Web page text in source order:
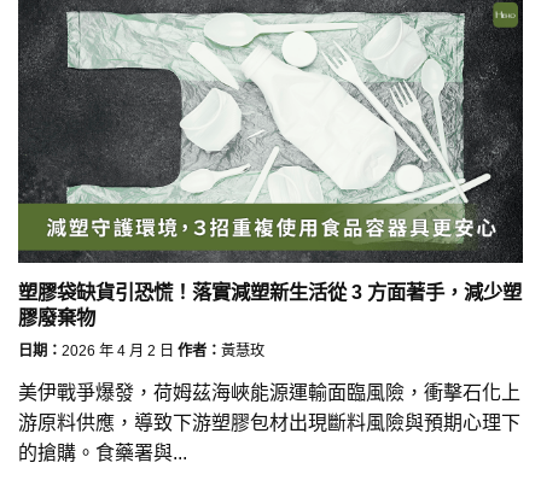
塑膠袋缺貨引恐慌！落實減塑新生活從 3 方面著手，減少塑
膠廢棄物
日期： 2026 年 4 月 2 日 作者： 黃慧玫
美伊戰爭爆發，荷姆茲海峽能源運輸面臨風險，衝擊石化上
游原料供應，導致下游塑膠包材出現斷料風險與預期心理下
的搶購。食藥署與...